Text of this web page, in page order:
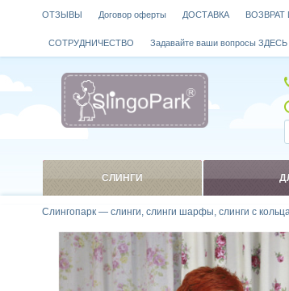
Слингопарк — слинги, слинги шарфы, слинги с
ОТЗЫВЫ Договор оферты ДОСТАВКА
СОТРУДНИЧЕСТВО Задавайте ваши вопросы ЗДЕСЬ
СЛИНГИ